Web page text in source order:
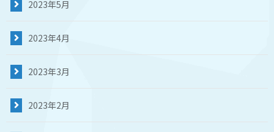
2023年5月
2023年4月
2023年3月
2023年2月